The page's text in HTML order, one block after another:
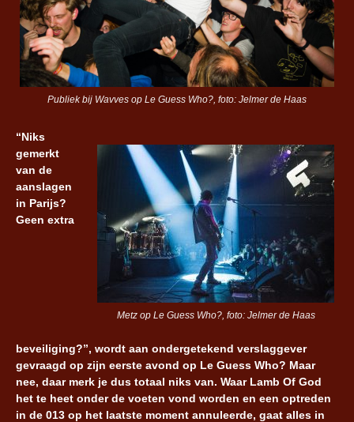
Publiek bij Wavves op Le Guess Who?, foto: Jelmer de Haas
Metz op Le Guess Who?, foto: Jelmer de Haas
“Niks
gemerkt
van de
aanslagen
in Parijs?
Geen extra
beveiliging?”, wordt aan ondergetekend verslaggever
gevraagd op zijn eerste avond op Le Guess Who? Maar
nee, daar merk je dus totaal niks van. Waar Lamb Of God
het te heet onder de voeten vond worden en een optreden
in de 013 op het laatste moment annuleerde, gaat alles in